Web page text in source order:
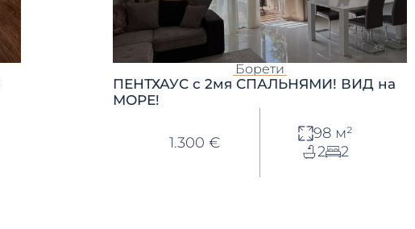
Борети
ПЕНТХАУС с 2мя СПАЛЬНЯМИ! ВИД на
МОРЕ!
1.300 €
98 м²
2
2